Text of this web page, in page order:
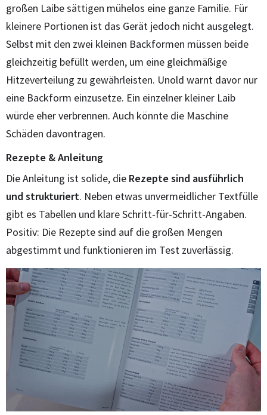
großen Laibe sättigen mühelos eine ganze Familie. Für
kleinere Portionen ist das Gerät jedoch nicht ausgelegt.
Selbst mit den zwei kleinen Backformen müssen beide
gleichzeitig befüllt werden, um eine gleichmäßige
Hitzeverteilung zu gewährleisten. Unold warnt davor nur
eine Backform einzusetze. Ein einzelner kleiner Laib
würde eher verbrennen. Auch könnte die Maschine
Schäden davontragen.
Rezepte & Anleitung
Die Anleitung ist solide, die Rezepte sind ausführlich
und strukturiert. Neben etwas unvermeidlicher Textfülle
gibt es Tabellen und klare Schritt-für-Schritt-Angaben.
Positiv: Die Rezepte sind auf die großen Mengen
abgestimmt und funktionieren im Test zuverlässig.